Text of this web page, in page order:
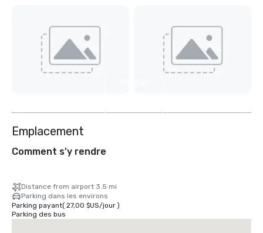
Emplacement
Comment s'y rendre
Distance from airport 3.5 mi
Parking dans les environs
Parking payant( 27,00 $US/jour)
Parking des bus